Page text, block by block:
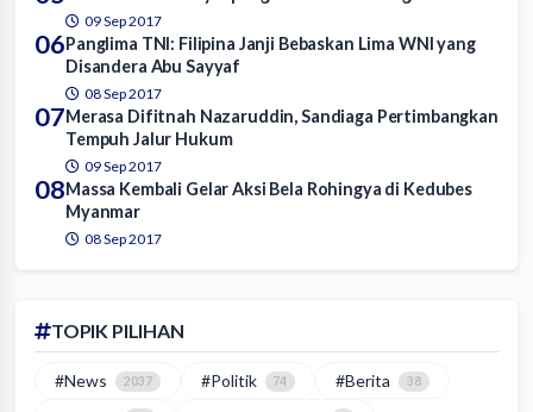
09 Sep 2017
06Panglima TNI: Filipina Janji Bebaskan Lima WNI yang
Disandera Abu Sayyaf
08 Sep 2017
07Merasa Difitnah Nazaruddin, Sandiaga Pertimbangkan
Tempuh Jalur Hukum
09 Sep 2017
08Massa Kembali Gelar Aksi Bela Rohingya di Kedubes
Myanmar
08 Sep 2017
TOPIK PILIHAN
#News 2037 #Politik 74 #Berita 38